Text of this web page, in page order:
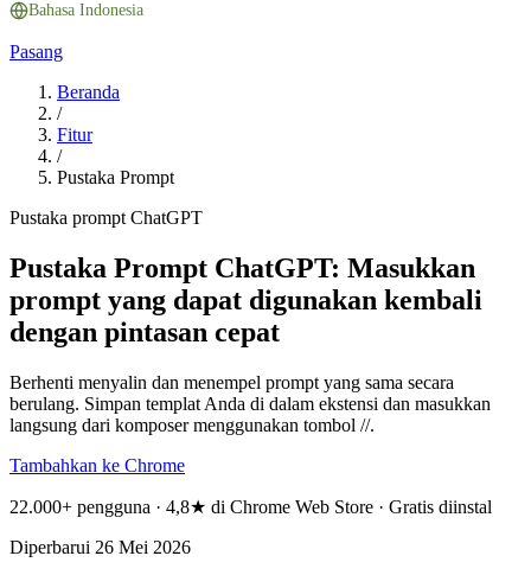
Bahasa Indonesia
Pasang
Beranda
/
Fitur
/
Pustaka Prompt
Pustaka prompt ChatGPT
Pustaka Prompt ChatGPT: Masukkan
prompt yang dapat digunakan kembali
dengan pintasan cepat
Berhenti menyalin dan menempel prompt yang sama secara
berulang. Simpan templat Anda di dalam ekstensi dan masukkan
langsung dari komposer menggunakan tombol //.
Tambahkan ke Chrome
22.000+ pengguna · 4,8★ di Chrome Web Store · Gratis diinstal
Diperbarui 26 Mei 2026